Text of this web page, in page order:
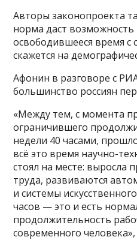
Авторы законопроекта
норма даст
освободившееся время с
скажется на
Афонин в разговоре с
большинство россиян
«Между тем, с момента
ограничившего
недели 40 часами,
всё это время научно-
стоял на месте: выросла
труда, развиваются
и системы
часов — это и есть
продолжительность
современного